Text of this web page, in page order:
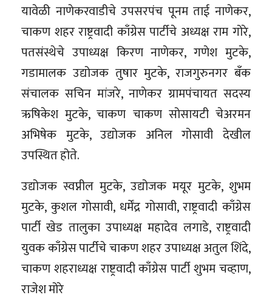
यावेळी नाणेकरवाडीचे उपसरपंच पूनम ताई नाणेकर,
चाकण शहर राष्ट्रवादी काँग्रेस पार्टीचे अध्यक्ष राम गोरे,
पतसंस्थेचे उपाध्यक्ष किरण नाणेकर, गणेश मुटके,
गडामालक उद्योजक तुषार मुटके, राजगुरुनगर बँक
संचालक सचिन मांजरे, नाणेकर ग्रामपंचायत सदस्य
ऋषिकेश मुटके, चाकण चाकण सोसायटी चेअरमन
अभिषेक मुटके, उद्योजक अनिल गोसावी देखील
उपस्थित होते.
उद्योजक स्वप्नील मुटके, उद्योजक मयूर मुटके, शुभम
मुटके, कुशल गोसावी, धर्मेंद्र गोसावी, राष्ट्रवादी काँग्रेस
पार्टी खेड तालुका उपाध्यक्ष महादेव लगाडे, राष्ट्रवादी
युवक काँग्रेस पार्टीचे चाकण शहर उपाध्यक्ष अतुल शिंदे,
चाकण शहराध्यक्ष राष्ट्रवादी काँग्रेस पार्टी शुभम चव्हाण,
राजेश मोरे